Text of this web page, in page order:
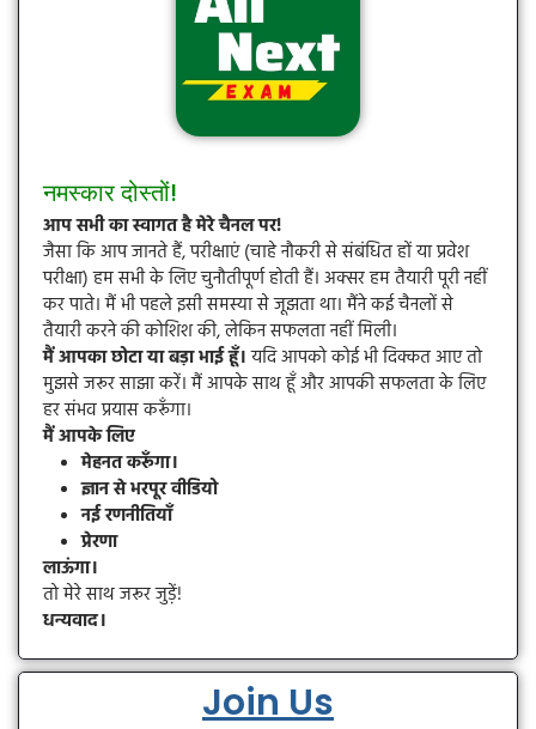
नमस्कार दोस्तों!
आप सभी का स्वागत है मेरे चैनल पर!
जैसा कि आप जानते हैं, परीक्षाएं (चाहे नौकरी से संबंधित हों या प्रवेश
परीक्षा) हम सभी के लिए चुनौतीपूर्ण होती हैं। अक्सर हम तैयारी पूरी नहीं
कर पाते। मैं भी पहले इसी समस्या से जूझता था। मैंने कई चैनलों से
तैयारी करने की कोशिश की, लेकिन सफलता नहीं मिली।
मैं आपका छोटा या बड़ा भाई हूँ।यदि आपको कोई भी दिक्कत आए तो
मुझसे जरूर साझा करें। मैं आपके साथ हूँ और आपकी सफलता के लिए
हर संभव प्रयास करूँगा।
मैं आपके लिए
मेहनत करूँगा।
ज्ञान से भरपूर वीडियो
नई रणनीतियाँ
प्रेरणा
लाऊंगा।
तो मेरे साथ जरूर जुड़ें!
धन्यवाद।
Join Us